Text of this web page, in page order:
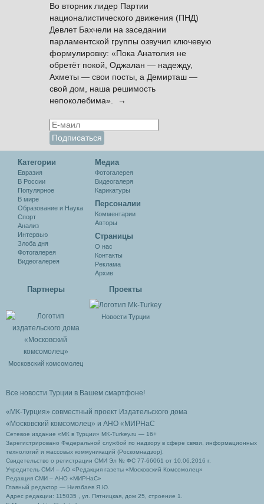
Во вторник лидер Партии
националистического движения (ПНД)
Девлет Бахчели на заседании
парламентской группы озвучил ключевую
формулировку: «Пока Анатолия не
обретёт покой, Оджалан — надежду,
Ахметы — свои посты, а Демирташ —
свой дом, наша решимость
непоколебима». →
Категории
Евразия
В России
Популярное
В мире
Образование и Наука
Спорт
Анализ
Интервью
Злоба дня
Фотогалерея
Видеогалерея
Медиа
Фотогалерея
Видеогалеря
Карикатуры
Персоналии
Комментарии
Авторы
Cтраницы
О нас
Контакты
Реклама
Архив
Партнеры
Московский комсомолец
Проекты
Новости Турции
Все новости Турции в Вашем смартфоне!
«МК-Турция» совместный проект Издательского дома
«Московский комсомолец» и АНО «МИРНаС
Сетевое издание «МК в Турции» MK-Turkey.ru — 16+
Зарегистрировано Федеральной службой по надзору в сфере связи, информационных
технологий и массовых коммуникаций (Роскомнадзор).
Свидетельство о регистрации СМИ Эл № ФС 77-66061 от 10.06.2016 г.
Учредитель СМИ – АО «Редакция газеты «Московский Комсомолец»
Редакция СМИ – АНО «МИРНаС»
Главный редактор — Ниязбаев Я.Ю.
Адрес редакции: 115035 , ул. Пятницкая, дом 25, строение 1.